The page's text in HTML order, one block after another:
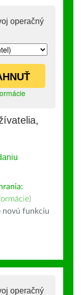
operačný
)
novú funkciu
operačný